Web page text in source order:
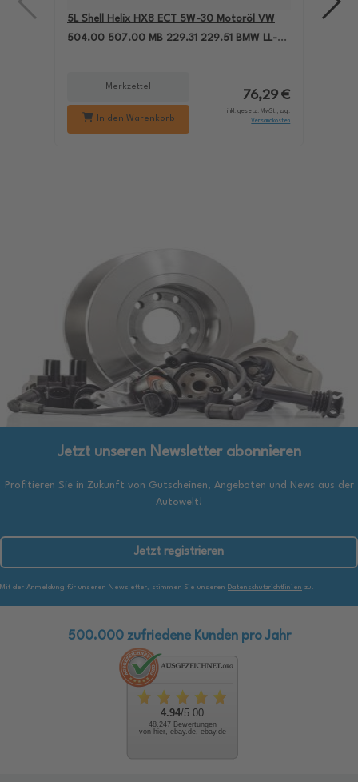
5L Shell Helix HX8 ECT 5W-30 Motoröl VW
504.00 507.00 MB 229.31 229.51 BMW LL-04
Merkzettel
In den Warenkorb
76,29 €
inkl. gesetzl. MwSt., zzgl.
Versandkosten
Jetzt unseren Newsletter abonnieren
Profitieren Sie in Zukunft von Gutscheinen, Angeboten und News aus der
Autowelt!
Jetzt registrieren
Mit der Anmeldung für unseren Newsletter, stimmen Sie unseren Datenschutzrichtlinien zu.
500.000 zufriedene Kunden pro Jahr
4.94/5.00
48.247 Bewertungen
von hier, ebay.de, ebay.de